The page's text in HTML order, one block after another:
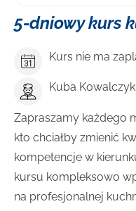
5-dniowy kurs
Kurs nie ma
Kuba Kowalczyk
Zapraszamy każdego
kto chciałby zmienić
kompetencje w
kursu kompleksowo
na profesjonalnej